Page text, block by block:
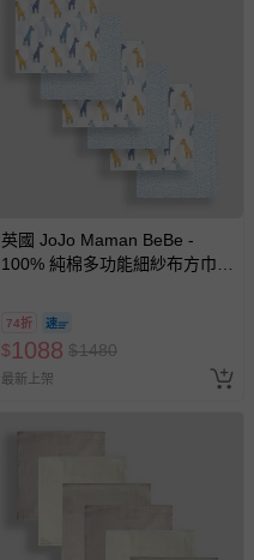
英國 JoJo Maman BeBe -
100% 純棉多功能細紗布方巾/
74折
$1088 $1480
最新上架